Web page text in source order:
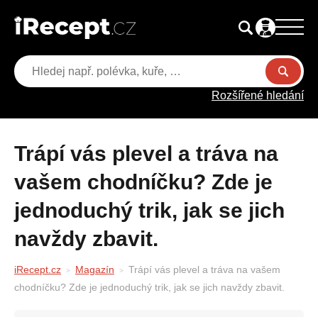
Rozšířené hledání
Trápí vás plevel a tráva na
vašem chodníčku? Zde je
jednoduchý trik, jak se jich
navždy zbavit.
iRecept.cz Magazín
Trápí vás plevel a tráva na vašem
chodníčku? Zde je jednoduchý trik, jak se jich navždy zbavit.